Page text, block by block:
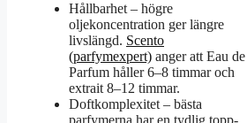
Hållbarhet – högre
oljekoncentration ger längre
livslängd. Scento
(parfymexpert) anger att Eau de
Parfum håller 6–8 timmar och
extrait 8–12 timmar.
Doftkomplexitet – bästa